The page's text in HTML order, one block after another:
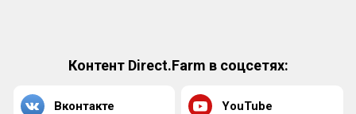
Контент Direct.Farm в соцсетях:
Вконтакте YouTube